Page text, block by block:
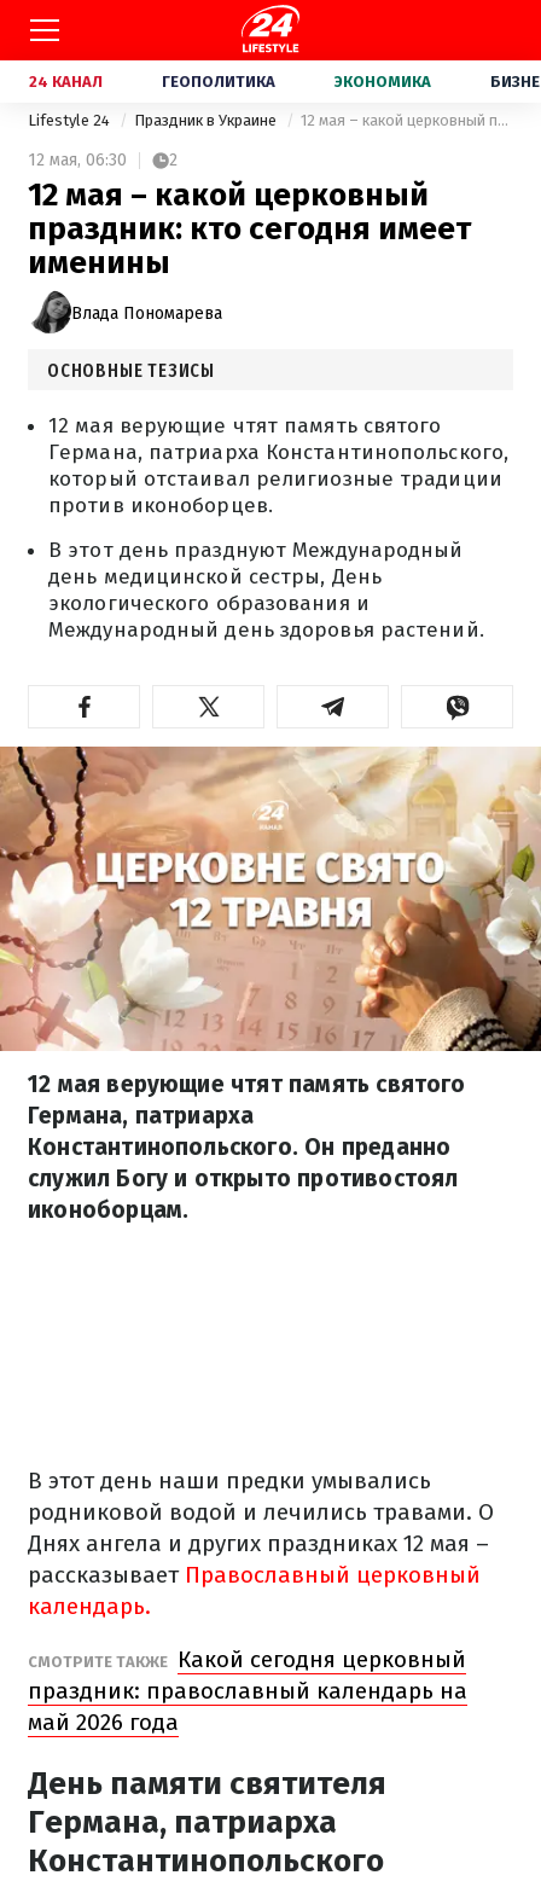
24 КАНАЛ ГЕОПОЛИТИКА ЭКОНОМИКА
Lifestyle 24 Праздник в Украине 12 мая – какой церковный праздник: кто сегодня имеет именины
12 мая, 06:30 2
12 мая – какой церковный
праздник: кто сегодня имеет
именины
Влада Пономарева
ОСНОВНЫЕ ТЕЗИСЫ
12 мая верующие чтят память святого
Германа, патриарха Константинопольского,
который отстаивал религиозные традиции
против иконоборцев.
В этот день празднуют Международный
день медицинской сестры, День
экологического образования и
Международный день здоровья растений.
12 мая верующие чтят память святого
Германа, патриарха
Константинопольского. Он преданно
служил Богу и открыто противостоял
иконоборцам.
В этот день наши предки умывались
родниковой водой и лечились травами. О
Днях ангела и других праздниках 12 мая –
рассказывает Православный церковный
календарь.
СМОТРИТЕ ТАКЖЕ
Какой сегодня церковный
праздник: православный календарь на
май 2026 года
День памяти святителя
Германа, патриарха
Константинопольского